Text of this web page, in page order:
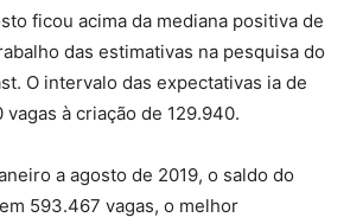
ficou acima da mediana positiva de
das estimativas na pesquisa do
O intervalo das expectativas ia de
à criação de 129.940.
a agosto de 2019, o saldo do
593.467 vagas, o melhor